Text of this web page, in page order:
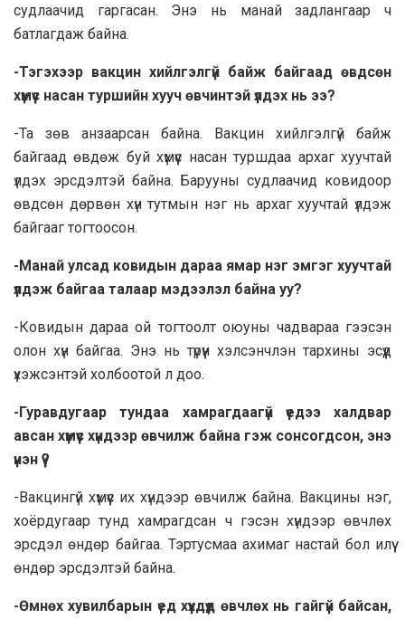
судлаачид гаргасан. Энэ нь манай задлангаар ч
батлагдаж байна.
-Тэгэхээр вакцин хийлгэлгүй байж байгаад өвдсөн
хүмүүс насан туршийн хууч өвчинтэй үлдэх нь ээ?
-Та зөв анзаарсан байна. Вакцин хийлгэлгүй байж
байгаад өвдөж буй хүмүүс насан туршдаа архаг хуучтай
үлдэх эрсдэлтэй байна. Барууны судлаачид ковидоор
өвдсөн дөрвөн хүн тутмын нэг нь архаг хуучтай үлдэж
байгааг тогтоосон.
-Манай улсад ковидын дараа ямар нэг эмгэг хуучтай
үлдэж байгаа талаар мэдээлэл байна уу?
-Ковидын дараа ой тогтоолт оюуны чадвараа гээсэн
олон хүн байгаа. Энэ нь түрүүн хэлсэнчлэн тархины эсүүд
үхэжсэнтэй холбоотой л доо.
-Гуравдугаар тундаа хамрагдаагүй үедээ халдвар
авсан хүмүүс хүндээр өвчилж байна гэж сонсогдсон, энэ
үнэн үү?
-Вакцингүй хүмүүс их хүндээр өвчилж байна. Вакцины нэг,
хоёрдугаар тунд хамрагдсан ч гэсэн хүндээр өвчлөх
эрсдэл өндөр байгаа. Тэртусмаа ахимаг настай бол илүү
өндөр эрсдэлтэй байна.
-Өмнөх хувилбарын үед хүүхдүүд өвчлөх нь гайгүй байсан,